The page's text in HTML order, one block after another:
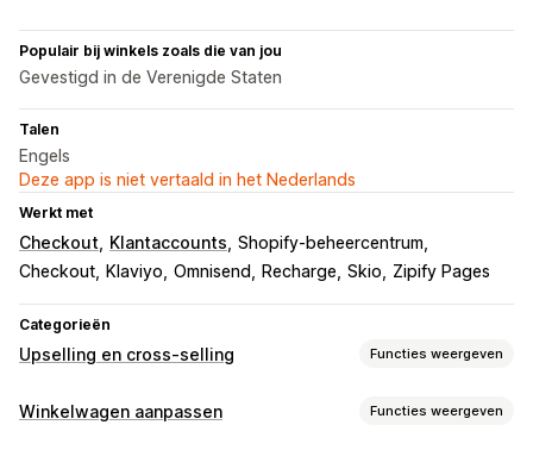
Populair bij winkels zoals die van jou
Gevestigd in de Verenigde Staten
Talen
Engels
Deze app is niet vertaald in het Nederlands
Werkt met
Checkout Klantaccounts Shopify-beheercentrum
Checkout
Klaviyo Omnisend Recharge Skio Zipify Pages
Categorieën
Upselling en cross-selling Functies weergeven
Aanpassing
Winkelwagen aanpassen Functies weergeven